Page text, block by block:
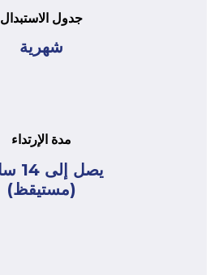
جدول الاستبدال
شهرية
مدة الإرتداء
يصل إلى 14 ساعة
(مستيقظ)